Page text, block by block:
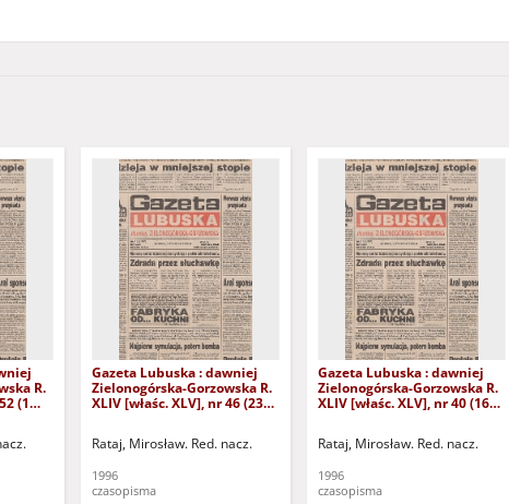
R.
(1
Gazeta Lubuska : dawniej
Zielonogórska-Gorzowska R.
XLIV [właśc. XLV], nr 46 (23
Rataj, Mirosław. Red. nacz.
1996
czasopisma
Gazeta Lubuska : dawniej
Zielonogórska-Gorzowska R.
XLIV [właśc. XLV], nr 40 (16
Rataj, Mirosław. Red. nacz.
1996
czasopisma